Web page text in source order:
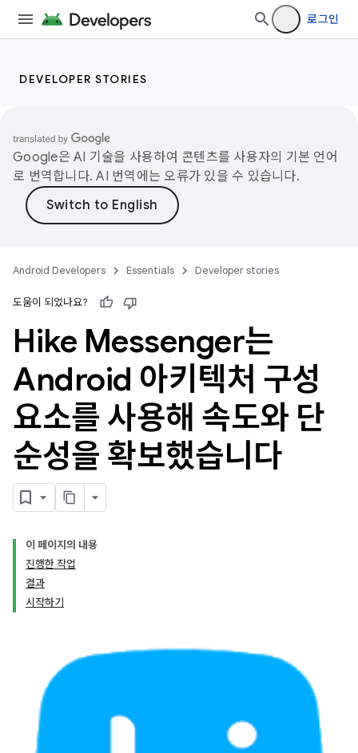
로그인
DEVELOPER STORIES
Google은 AI 기술을 사용하여 콘텐츠를 사용자의 기본 언어
로 번역합니다. AI 번역에는 오류가 있을 수 있습니다.
Android Developers Essentials Developer stories
도움이 되었나요?
Hike Messenger는
Android 아키텍처 구성
요소를 사용해 속도와 단
순성을 확보했습니다
이 페이지의 내용
진행한 작업
결과
시작하기